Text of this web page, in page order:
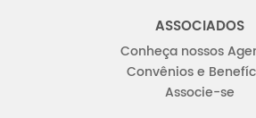
ASSOCIADOS
Conheça nossos
Convênios e
Associe-se